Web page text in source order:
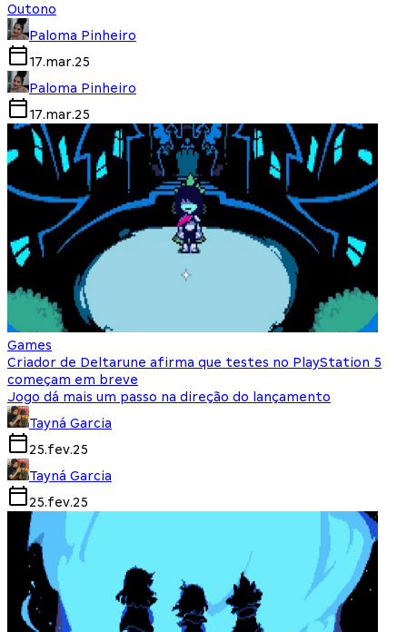
Outono
Paloma Pinheiro
17.mar.25
Paloma Pinheiro
17.mar.25
Games
Criador de Deltarune afirma que testes no PlayStation 5
começam em breve
Jogo dá mais um passo na direção do lançamento
Tayná Garcia
25.fev.25
Tayná Garcia
25.fev.25